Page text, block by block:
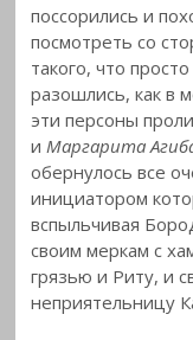
поссорились и
посмотреть со
такого, что
разошлись, как в
эти персоны
и Маргарита
обернулось все
инициатором
вспыльчивая
своим меркам с
грязью и Риту, и
неприятельницу